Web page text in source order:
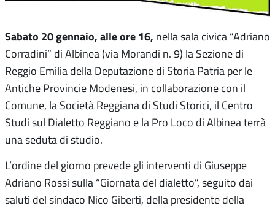
Sabato 20 gennaio, alle ore 16, nella sala civica “Adriano
Corradini” di Albinea (via Morandi n. 9) la Sezione di
Reggio Emilia della Deputazione di Storia Patria per le
Antiche Provincie Modenesi, in collaborazione con il
Comune, la Società Reggiana di Studi Storici, il Centro
Studi sul Dialetto Reggiano e la Pro Loco di Albinea terrà
una seduta di studio.
L’ordine del giorno prevede gli interventi di Giuseppe
Adriano Rossi sulla “Giornata del dialetto”, seguito dai
saluti del sindaco Nico Giberti, della presidente della